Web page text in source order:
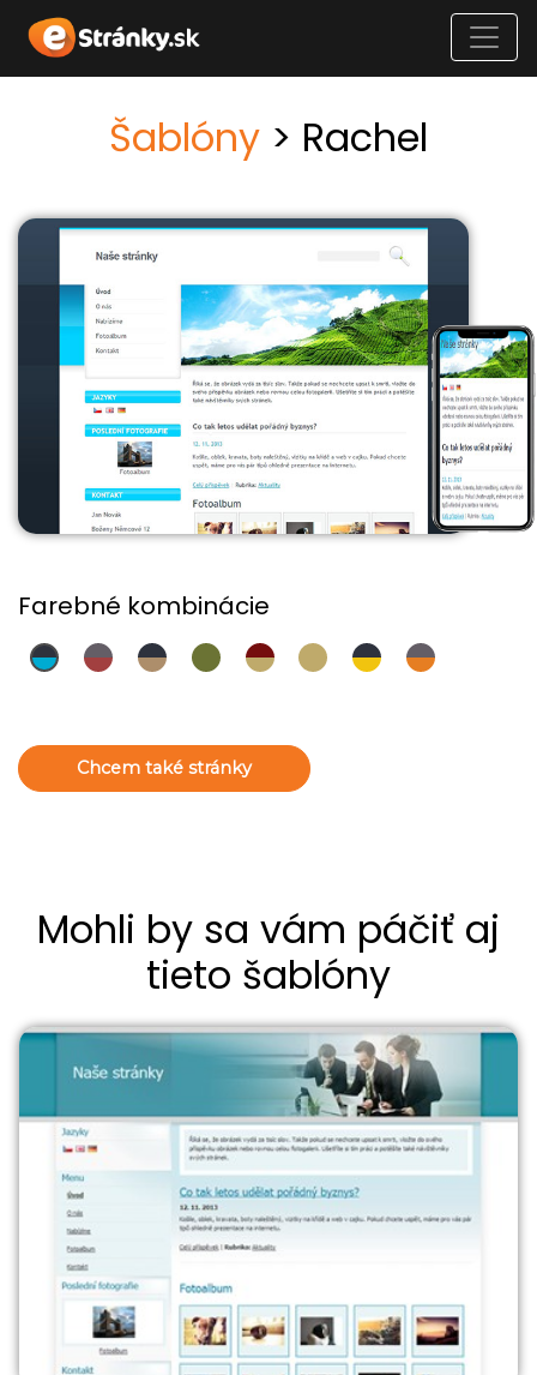
Šablóny > Rachel
Farebné kombinácie
Chcem také stránky
Mohli by sa vám páčiť aj
tieto šablóny